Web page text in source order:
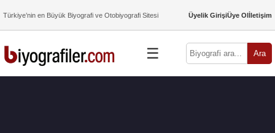
Türkiye’nin en Büyük Biyografi ve Otobiyografi Sitesi Üyelik GirişiÜye Olİletişim
☰ Ara